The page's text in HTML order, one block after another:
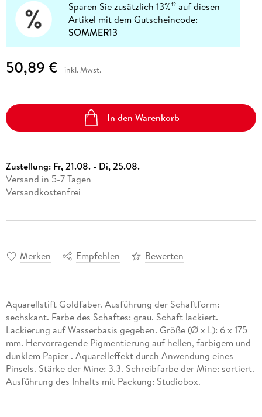
Sparen Sie zusätzlich 13%12 auf diesen
Artikel mit dem Gutscheincode:
SOMMER13
50,89 € inkl. Mwst.
In den Warenkorb
Zustellung: Fr, 21.08. - Di, 25.08.
Versand in 5-7 Tagen
Versandkostenfrei
Merken Empfehlen Bewerten
Aquarellstift Goldfaber. Ausführung der Schaftform:
sechskant. Farbe des Schaftes: grau. Schaft lackiert.
Lackierung auf Wasserbasis gegeben. Größe (Ø x L): 6 x 175
mm. Hervorragende Pigmentierung auf hellen, farbigem und
dunklem Papier . Aquarelleffekt durch Anwendung eines
Pinsels. Stärke der Mine: 3.3. Schreibfarbe der Mine: sortiert.
Ausführung des Inhalts mit Packung: Studiobox.